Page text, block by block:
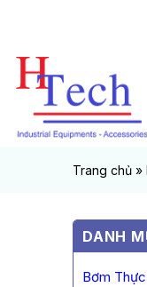
nội
dung
Trang chủ »
DANH
Bơm